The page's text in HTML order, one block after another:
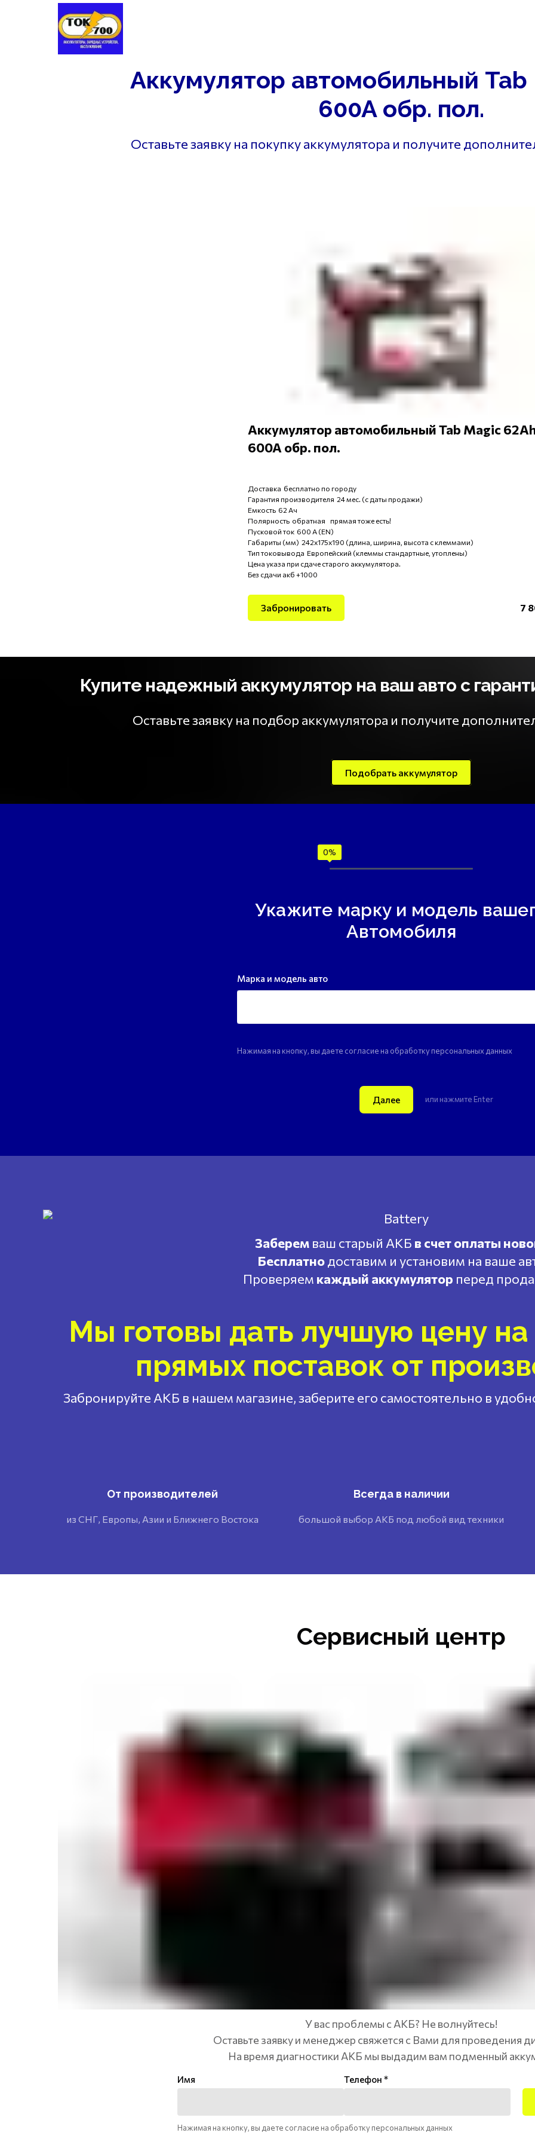
Аккумулятор автомобильный
600A обр. пол.
Оставьте заявку на покупку аккумулятора и получите
Аккумулятор автомобильный Tab Magic
600A обр. пол.
Доставка бесплатно по городу
Гарантия производителя 24 мес. (с даты продажи)
Емкость 62 Ач
Полярность обратная прямая тоже есть!
Пусковой ток 600 А (EN)
Габариты (мм) 242x175x190 (длина, ширина, высота с клеммами)
Тип токовывода Европейский (клеммы стандартные, утоплены)
Цена указа при сдаче старого аккумулятора.
Без сдачи акб +1000
Забронировать 7
Купите надежный аккумулятор на ваш авто с
Оставьте заявку на подбор аккумулятора и получите
Подобрать аккумулятор
Укажите марку и модель
Автомобиля
Марка и модель авто
Нажимая на кнопку, вы даете согласие на обработку персональных данных
Далее или нажмите Enter
Заберем ваш старый АКБ в счет оплаты
Бесплатнодоставим и установим на ваше
Проверяем каждый аккумулятор перед
Мы готовы дать лучшую цену на
прямых поставок от
Забронируйте АКБ в нашем магазине, заберите его самостоятельно в
От производителей
из СНГ, Европы, Азии и Ближнего Востока
Всегда в наличии
большой выбор АКБ под любой вид техники
Сервисный центр
У вас проблемы с АКБ? Не волнуйтесь!
Оставьте заявку и менеджер свяжется с Вами для проведения
На время диагностики АКБ мы выдадим вам подменный
Имя Телефон *
Нажимая на кнопку, вы даете согласие на обработку персональных данных